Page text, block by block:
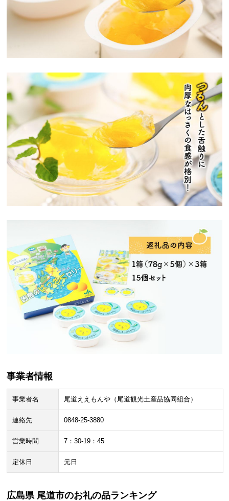
事業者情報
事業者名 尾道ええもんや（尾道観光土産品協同組合）
連絡先 0848-25-3880
営業時間 7：30-19：45
定休日 元日
広島県 尾道市のお礼の品ランキング